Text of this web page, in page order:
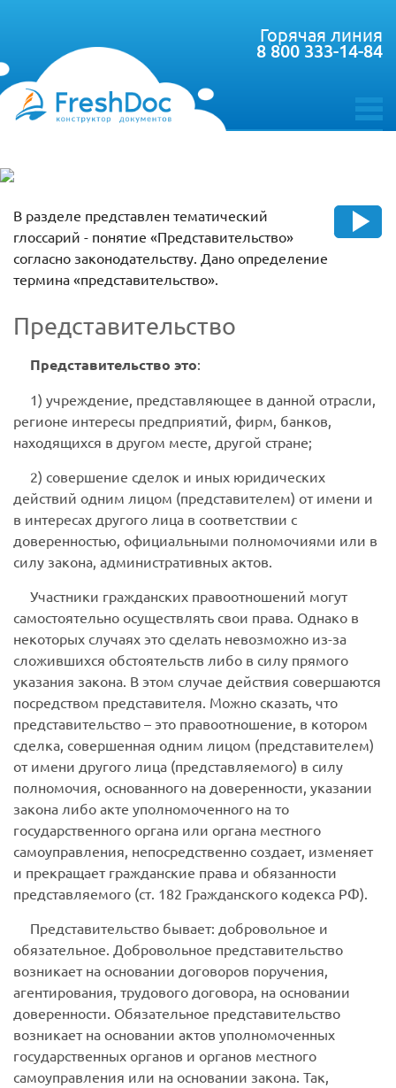
toggle
Горячая линия
8 800 333-14-84
В разделе представлен тематический
глоссарий - понятие «Представительство»
согласно законодательству. Дано определение
термина «представительство».
Представительство
Представительство это:
1) учреждение, представляющее в данной отрасли,
регионе интересы предприятий, фирм, банков,
находящихся в другом месте, другой стране;
2) совершение сделок и иных юридических
действий одним лицом (представителем) от имени и
в интересах другого лица в соответствии с
доверенностью, официальными полномочиями или в
силу закона, административных актов.
Участники гражданских правоотношений могут
самостоятельно осуществлять свои права. Однако в
некоторых случаях это сделать невозможно из-за
сложившихся обстоятельств либо в силу прямого
указания закона. В этом случае действия совершаются
посредством представителя. Можно сказать, что
представительство – это правоотношение, в котором
сделка, совершенная одним лицом (представителем)
от имени другого лица (представляемого) в силу
полномочия, основанного на доверенности, указании
закона либо акте уполномоченного на то
государственного органа или органа местного
самоуправления, непосредственно создает, изменяет
и прекращает гражданские права и обязанности
представляемого (ст. 182 Гражданского кодекса РФ).
Представительство бывает: добровольное и
обязательное. Добровольное представительство
возникает на основании договоров поручения,
агентирования, трудового договора, на основании
доверенности. Обязательное представительство
возникает на основании актов уполномоченных
государственных органов и органов местного
самоуправления или на основании закона. Так,